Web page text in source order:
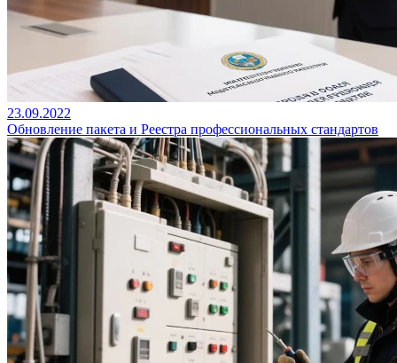
23.09.2022
Обновление пакета и Реестра профессиональных стандартов